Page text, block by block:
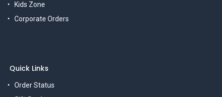
Kids Zone
Corporate Orders
Quick Links
Order Status